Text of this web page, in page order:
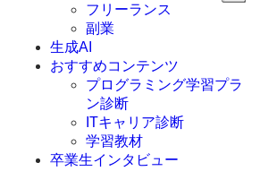
JavaScript
Swift
Ruby
フリーランス
副業
生成AI
おすすめコンテンツ
プログラミング学習プラ
ン診断
ITキャリア診断
学習教材
卒業生インタビュー